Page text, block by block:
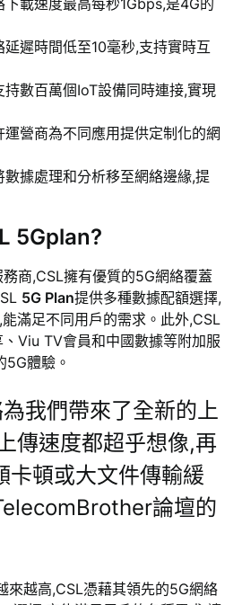
載速度最高每秒1Gbps,是4G的
遲時間低至10毫秒,支持實時互
持數百萬個IoT設備同時連接,實現
營商為不同應用提供定制化的網
據處理和分析移至網絡邊緣,提
5Gplan?
商,CSL擁有優質的5G網絡覆蓋
5G Plan提供多種數據配額選擇,
滿足不同用戶的需求。此外,CSL
Viu TV會員和中國數據等附加服
5G體驗。
我們帶來了全新的上
傳速度都超乎想像,再
卡頓或大文件傳輸緩
論壇的
來越高,CSL憑藉其領先的5G網絡